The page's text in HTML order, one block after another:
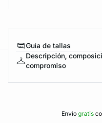
Guía de tallas
Descripción,
compromiso
Envíogratis